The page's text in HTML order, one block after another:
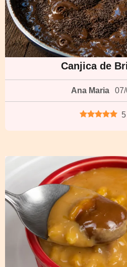
Canjica de
Ana Maria
5